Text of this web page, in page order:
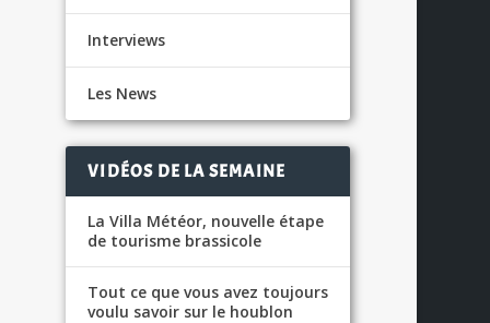
Interviews
Les News
VIDÉOS DE LA SEMAINE
La Villa Météor, nouvelle étape
de tourisme brassicole
Tout ce que vous avez toujours
voulu savoir sur le houblon